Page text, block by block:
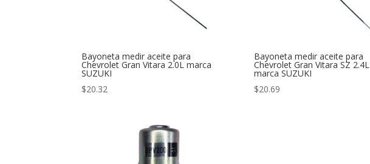
Bayoneta medir aceite para
Chevrolet Gran Vitara 2.0L marca
SUZUKI
$20.32
Bayoneta medir aceite para
Chevrolet Gran Vitara SZ 2.4L
marca SUZUKI
$20.69